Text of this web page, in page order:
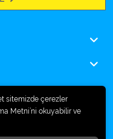
saklıdır.
sitemizde çerezler
Metni’ni okuyabilir ve